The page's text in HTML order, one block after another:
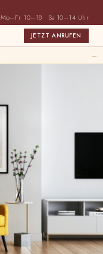
Mo–Fr 10–18 · Sa 10–14 Uhr
JETZT ANRUFEN
–